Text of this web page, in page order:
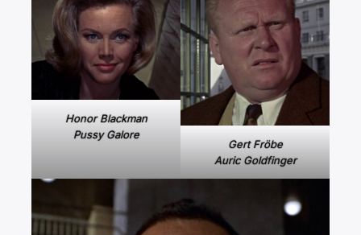
Honor Blackman
Pussy Galore
Gert Fröbe
Auric Goldfinger